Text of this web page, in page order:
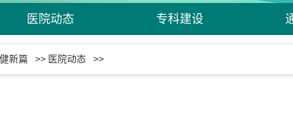
医院动态 专科建设
新篇 >> 医院动态 >>